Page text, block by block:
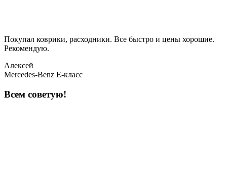
Покупал коврики, расходники. Все быстро и цены хорошие.
Рекомендую.
Алексей
Mercedes-Benz E-класс
Всем советую!